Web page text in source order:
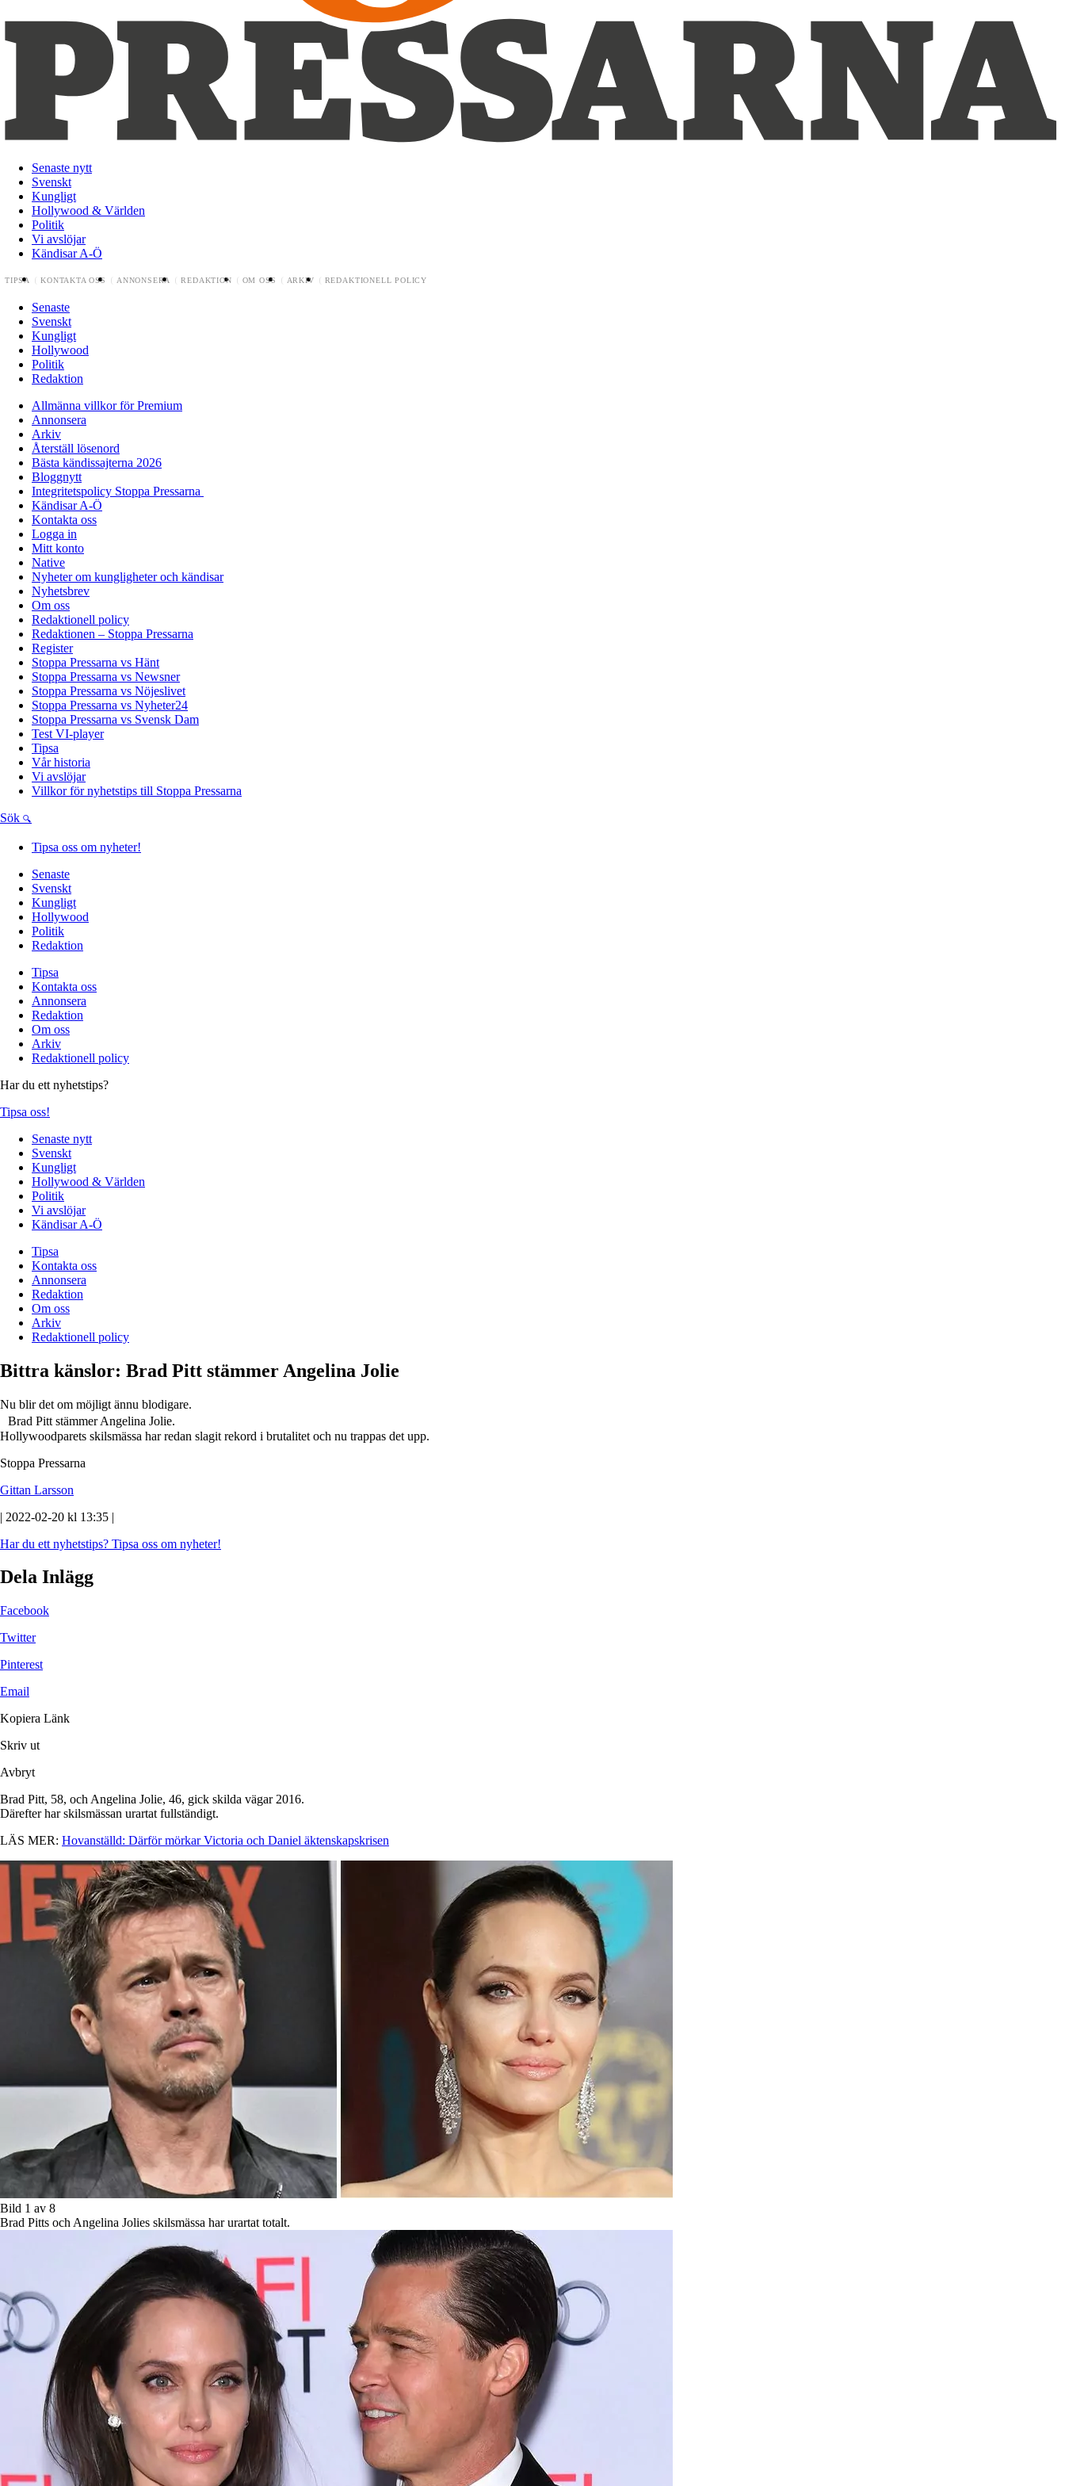
Senaste nytt
Svenskt
Kungligt
Hollywood & Världen
Politik
Vi avslöjar
Kändisar A-Ö
TIPSA KONTAKTA OSS ANNONSERA REDAKTION OM OSS ARKIV REDAKTIONELL POLICY
Senaste
Svenskt
Kungligt
Hollywood
Politik
Redaktion
Allmänna villkor för Premium
Annonsera
Arkiv
Återställ lösenord
Bästa kändissajterna 2026
Bloggnytt
Integritetspolicy Stoppa Pressarna
Kändisar A-Ö
Kontakta oss
Logga in
Mitt konto
Native
Nyheter om kungligheter och kändisar
Nyhetsbrev
Om oss
Redaktionell policy
Redaktionen – Stoppa Pressarna
Register
Stoppa Pressarna vs Hänt
Stoppa Pressarna vs Newsner
Stoppa Pressarna vs Nöjeslivet
Stoppa Pressarna vs Nyheter24
Stoppa Pressarna vs Svensk Dam
Test VI-player
Tipsa
Vår historia
Vi avslöjar
Villkor för nyhetstips till Stoppa Pressarna
Sök
Tipsa oss om nyheter!
Senaste
Svenskt
Kungligt
Hollywood
Politik
Redaktion
Tipsa
Kontakta oss
Annonsera
Redaktion
Om oss
Arkiv
Redaktionell policy
Har du ett nyhetstips?
Tipsa oss!
Senaste nytt
Svenskt
Kungligt
Hollywood & Världen
Politik
Vi avslöjar
Kändisar A-Ö
Tipsa
Kontakta oss
Annonsera
Redaktion
Om oss
Arkiv
Redaktionell policy
Bittra känslor: Brad Pitt stämmer Angelina Jolie
Nu blir det om möjligt ännu blodigare.
Brad Pitt stämmer Angelina Jolie.
Hollywoodparets skilsmässa har redan slagit rekord i brutalitet och nu trappas det upp.
Stoppa Pressarna
Gittan Larsson
| 2022-02-20 kl 13:35 |
Har du ett nyhetstips? Tipsa oss om nyheter!
Dela Inlägg
Facebook
Twitter
Pinterest
Email
Kopiera Länk
Skriv ut
Avbryt
Brad Pitt, 58, och Angelina Jolie, 46, gick skilda vägar 2016.
Därefter har skilsmässan urartat fullständigt.
LÄS MER: Hovanställd: Därför mörkar Victoria och Daniel äktenskapskrisen
Bild 1 av 8
Brad Pitts och Angelina Jolies skilsmässa har urartat totalt.